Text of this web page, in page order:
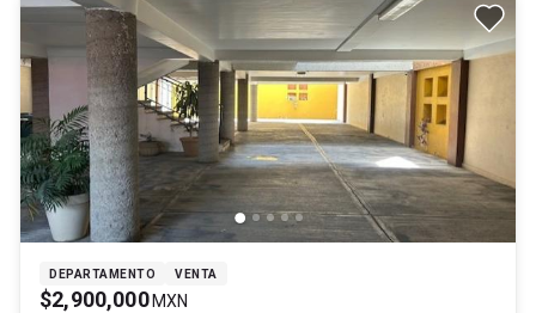
DEPARTAMENTO VENTA
$2,900,000 MXN